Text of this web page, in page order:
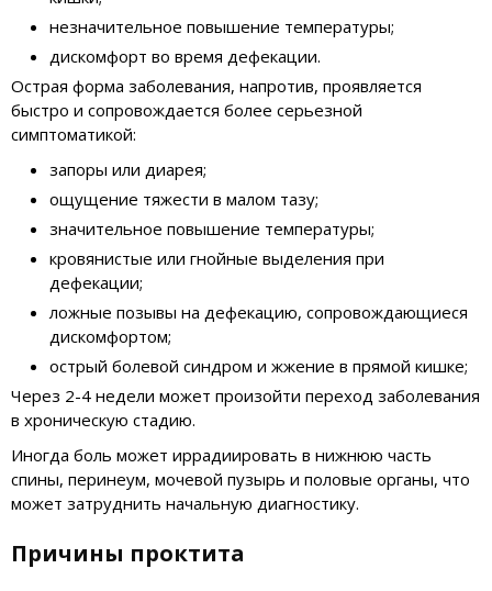
незначительное повышение температуры;
дискомфорт во время дефекации.
Острая форма заболевания, напротив, проявляется
быстро и сопровождается более серьезной
симптоматикой:
запоры или диарея;
ощущение тяжести в малом тазу;
значительное повышение температуры;
кровянистые или гнойные выделения при
дефекации;
ложные позывы на дефекацию, сопровождающиеся
дискомфортом;
острый болевой синдром и жжение в прямой кишке;
Через 2-4 недели может произойти переход заболевания
в хроническую стадию.
Иногда боль может иррадиировать в нижнюю часть
спины, перинеум, мочевой пузырь и половые органы, что
может затруднить начальную диагностику.
Причины проктита